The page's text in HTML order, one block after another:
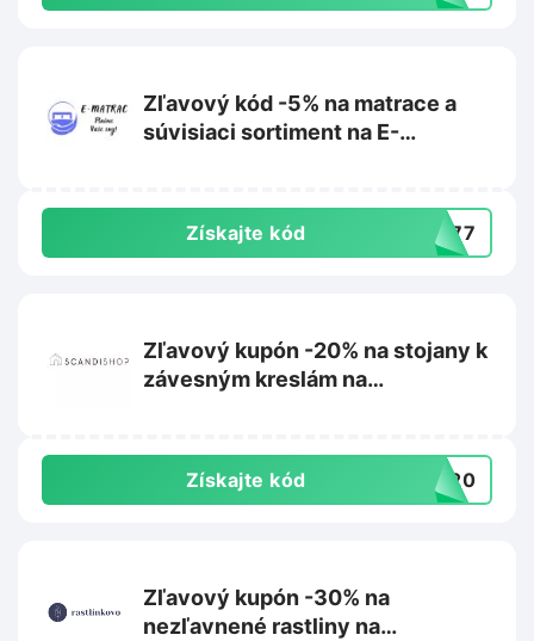
Zľavový kód -5% na matrace a
súvisiaci sortiment na E-
Získajte kód L777
Zľavový kupón -20% na stojany k
závesným kreslám na
Získajte kód US20
Zľavový kupón -30% na
nezľavnené rastliny na